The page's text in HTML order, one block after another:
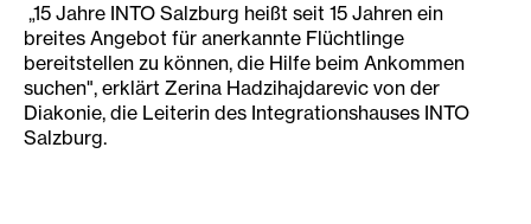
„15 Jahre INTO Salzburg heißt seit 15 Jahren ein
breites Angebot für anerkannte Flüchtlinge
bereitstellen zu können, die Hilfe beim Ankommen
suchen", erklärt Zerina Hadzihajdarevic von der
Diakonie, die Leiterin des Integrationshauses INTO
Salzburg.